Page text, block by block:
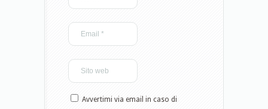
Avvertimi via email in caso di